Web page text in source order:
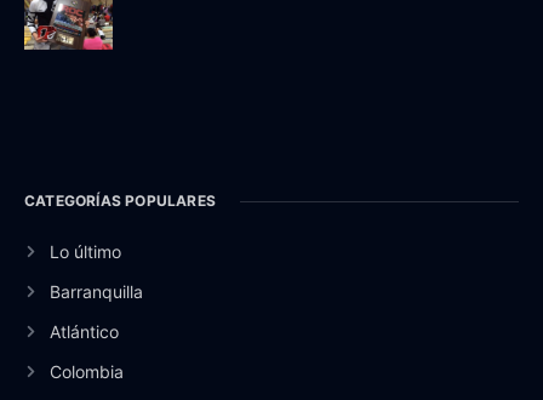
CATEGORÍAS POPULARES
Lo último
Barranquilla
Atlántico
Colombia